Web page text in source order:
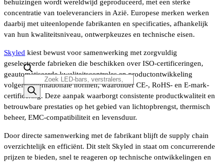
Producten
zoeken
behuizingen wordt wereldwijd geproduceerd, met een sterke
concentratie van toeleveranciers in Azië. Europese merken werken
daarbij met uiteenlopende fabrikanten en specificaties, afhankelijk
van hun kwaliteitsniveau, ontwerpkeuzes en technische eisen.
Skyled kiest bewust voor samenwerking met zorgvuldig
geselecteerde fabrieken die beschikken over ISO-certificeringen,
geautomatiseerde kwaliteitscontroles en productontwikkeling
volgens internationale normen, waaronder CE-, RoHS- en E-mark-
certificering. Deze aanpak waarborgt consistente productkwaliteit en
betrouwbare prestaties op het gebied van lichtopbrengst, thermisch
beheer, EMC-compatibiliteit en levensduur.
Door directe samenwerking met de fabrikant blijft de supply chain
overzichtelijk en efficiënt. Dit stelt Skyled in staat om concurrerende
prijzen te bieden, snel te reageren op technische ontwikkelingen en